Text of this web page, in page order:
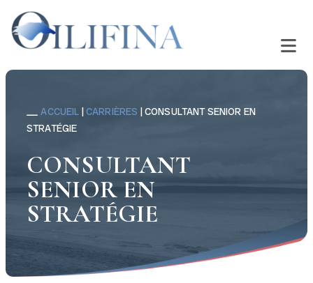
ACCUEIL |CARRIÈRES |CONSULTANT SENIOR EN
STRATÉGIE
CONSULTANT
SENIOR EN
STRATÉGIE